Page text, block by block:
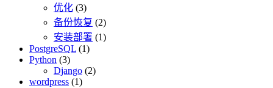
优化 (3)
备份恢复 (2)
安装部署 (1)
PostgreSQL (1)
Python (3)
Django (2)
wordpress (1)